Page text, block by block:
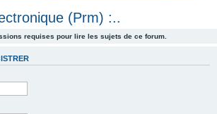
e
(Prm) :..
requises pour lire les sujets de ce forum.